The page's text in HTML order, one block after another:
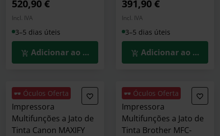
520,90 €
Incl. IVA
3–5 dias úteis
Adicionar ao Carrinho
391,90 €
Incl. IVA
3–5 dias úteis
Adicionar ao
🕶️ Óculos Oferta
Impressora
Multifunções a Jato de
Tinta Canon MAXIFY
🕶️ Óculos Oferta
Impressora
Multifunções a Jato de
Tinta Brother MFC-